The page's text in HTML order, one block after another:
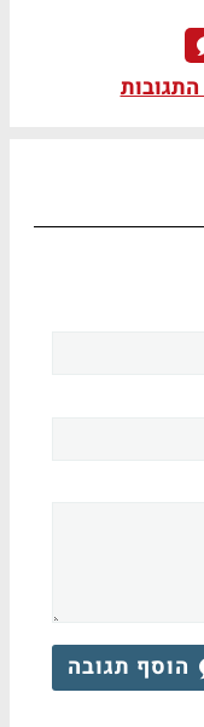
הוסף תגובה